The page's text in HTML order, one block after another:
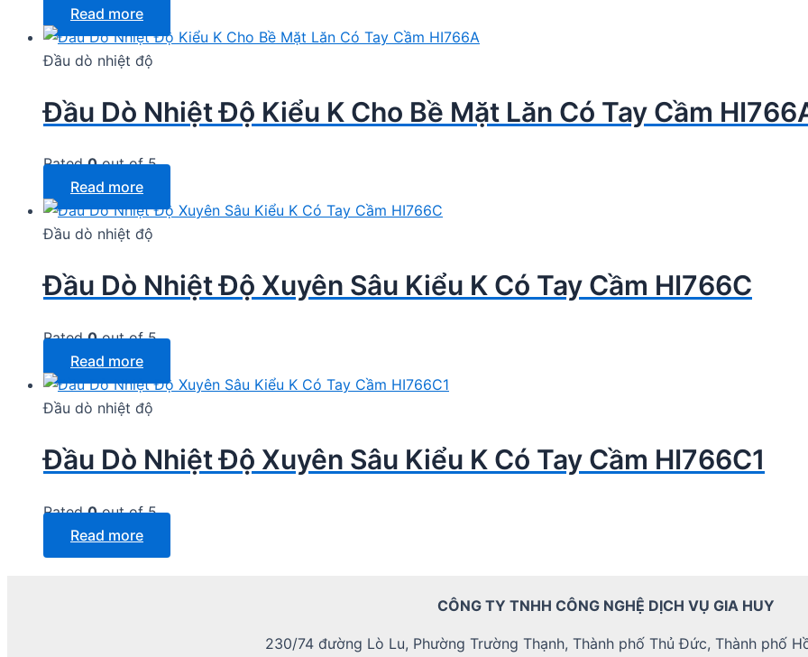
Read more
Đầu dò nhiệt độ
Đầu Dò Nhiệt Độ Kiểu K Cho Bề Mặt Lăn Có Tay Cầm
Rated0out of 5
Read more
Đầu dò nhiệt độ
Đầu Dò Nhiệt Độ Xuyên Sâu Kiểu K Có Tay Cầm HI766C
Rated0out of 5
Read more
Đầu dò nhiệt độ
Đầu Dò Nhiệt Độ Xuyên Sâu Kiểu K Có Tay Cầm HI766C1
Rated0out of 5
Read more
CÔNG TY TNHH CÔNG NGHỆ DỊCH VỤ GIA HUY
230/74 đường Lò Lu, Phường Trường Thạnh, Thành phố Thủ Đức, Thành phố